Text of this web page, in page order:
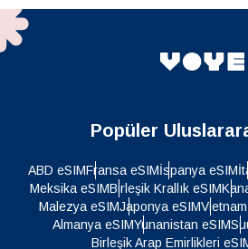
Popüler
ABD eSIMFransa eSIMİspanya eSIM
Meksika eSIMBirleşik Krallık eSIM
Malezya eSIMJaponya eSIM
Almanya eSIMYunanistan eSIM
Birleşik Arap Emirlikleri